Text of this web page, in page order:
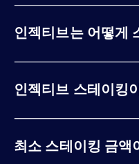
인젝티브는 어떻게
인젝티브 스테이킹
최소 스테이킹 금액